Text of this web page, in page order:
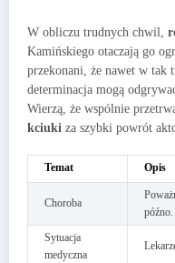
W obliczu trudnych chwil,
Kamińskiego otaczają go
przekonani, że nawet w tak
determinacja mogą
Wierzą, że wspólnie
kciuki za szybki powrót
Temat Opis
Choroba
późno.
Sytuacja
medyczna